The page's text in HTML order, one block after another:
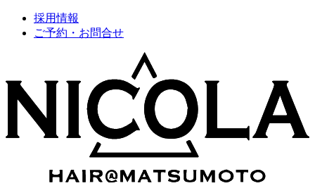
採用情報
ご予約・お問合せ